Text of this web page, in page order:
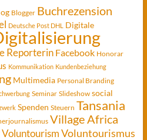
Blogger Buchrezension
Deutsche Post DHL
Digitale
Reporterin Facebook Honorar
Kommunikation Kundenbeziehung
Multimedia Personal Branding
Seminar Slideshow social
Spenden Steuern Tansania
Village Africa
VoluntourismVoluntourismus